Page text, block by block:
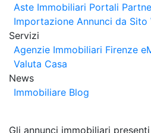
Aste Immobiliari Portali
Importazione Annunci da Sito
Servizi
Agenzie Immobiliari Firenze
Valuta Casa
News
Immobiliare Blog
Gli annunci immobiliari